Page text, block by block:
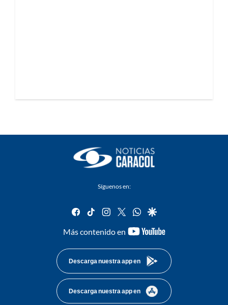
Síguenos en:
facebook
tiktok instagram
twitterwhatsapp
google
Más contenido en
youtube-
Descarga nuestra app en
Descarga nuestra app en